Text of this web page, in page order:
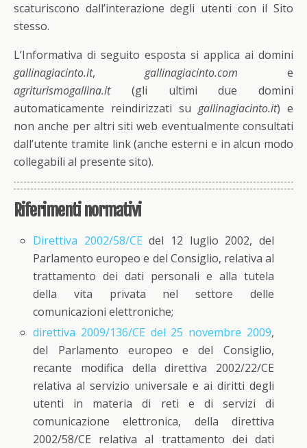
scaturiscono dall’interazione degli utenti con il Sito
stesso.
L’Informativa di seguito esposta si applica ai domini
gallinagiacinto.it, gallinagiacinto.com e
agriturismogallina.it(gli ultimi due domini
automaticamente reindirizzati su gallinagiacinto.it) e
non anche per altri siti web eventualmente consultati
dall’utente tramite link (anche esterni e in alcun modo
collegabili al presente sito).
Riferimenti normativi
Direttiva 2002/58/CE del 12 luglio 2002, del
Parlamento europeo e del Consiglio, relativa al
trattamento dei dati personali e alla tutela
della vita privata nel settore delle
comunicazioni elettroniche;
direttiva 2009/136/CE del 25 novembre 2009,
del Parlamento europeo e del Consiglio,
recante modifica della direttiva 2002/22/CE
relativa al servizio universale e ai diritti degli
utenti in materia di reti e di servizi di
comunicazione elettronica, della direttiva
2002/58/CE relativa al trattamento dei dati